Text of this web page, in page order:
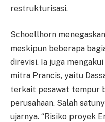
restrukturisasi.
Schoellhorn
meskipun beberapa
direvisi. Ia juga
mitra Prancis, yaitu
terkait pesawat tempur
perusahaan. Salah
ujarnya. “Risiko proyek